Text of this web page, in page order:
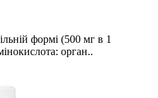
формі (500 мг в 1
орган..